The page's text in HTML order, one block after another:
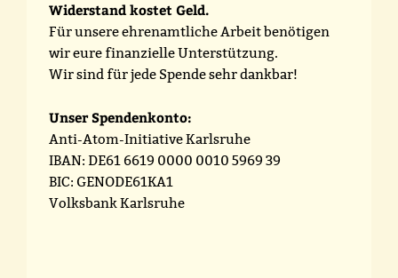
Widerstand kostet Geld.
Für unsere ehrenamtliche Arbeit benötigen
wir eure finanzielle Unterstützung.
Wir sind für jede Spende sehr dankbar!
Unser Spendenkonto:
Anti-Atom-Initiative Karlsruhe
IBAN: DE61 6619 0000 0010 5969 39
BIC: GENODE61KA1
Volksbank Karlsruhe